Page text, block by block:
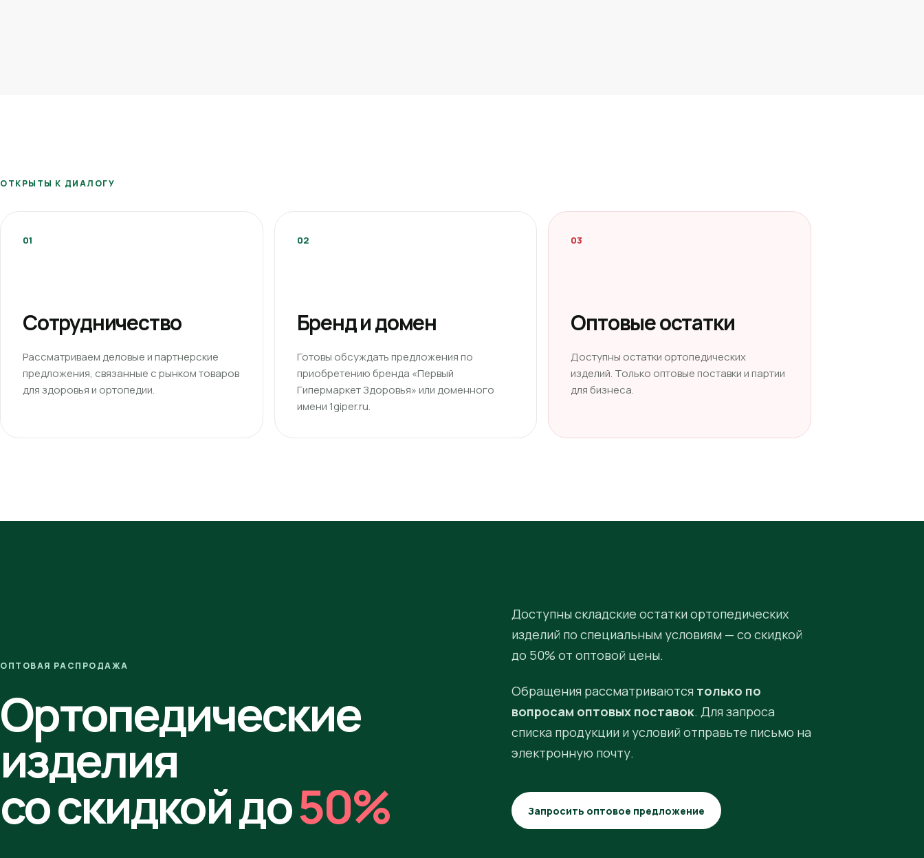
ОТКРЫТЫ К ДИАЛОГУ
01
Сотрудничество
Рассматриваем деловые и партнерские
предложения, связанные с рынком товаров
для здоровья и ортопедии.
02
Бренд и домен
Готовы обсуждать предложения по
приобретению бренда «Первый
Гипермаркет Здоровья» или доменного
имени 1giper.ru.
03
Оптовые остатки
Доступны остатки ортопедических
изделий. Только оптовые поставки и партии
для бизнеса.
ОПТОВАЯ РАСПРОДАЖА
Ортопедические
изделия
со скидкой до50%
Доступны складские остатки ортопедических
изделий по специальным условиям — со скидкой
до 50% от оптовой цены.
Обращения рассматриваются только по
вопросам оптовых поставок. Для запроса
списка продукции и условий отправьте письмо на
электронную почту.
Запросить оптовое предложение